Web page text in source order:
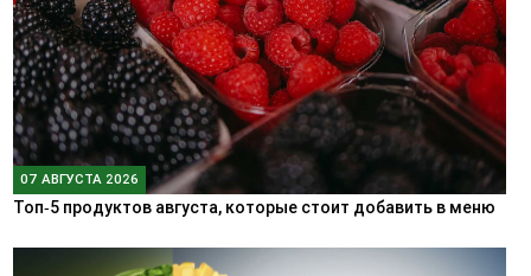
07 АВГУСТА 2026
Топ‑5 продуктов августа, которые стоит добавить в меню